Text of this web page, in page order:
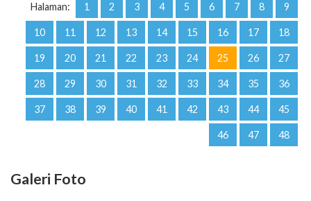
Halaman: 1 2 3 4 5 6 7 8 9
10 11 12 13 14 15 16 17 18
19 20 21 22 23 24 25 26 27
28 29 30 31 32 33 34 35 36
37 38 39 40 41 42 43 44 45
46 47 48
Galeri Foto